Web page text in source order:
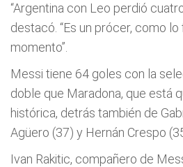
“Argentina con Leo perdió
destacó. “Es un prócer, como
momento”.
Messi tiene 64 goles con la
doble que Maradona, que está
histórica, detrás también de
Agüero (37) y Hernán Crespo
Ivan Rakitic, compañero de